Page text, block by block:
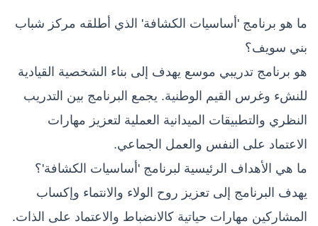
ما هو برنامج 'أساسيات الكشافة' الذي أطلقه مركز شباب
بني سويف؟
هو برنامج تدريبي موسع يهدف إلى بناء الشخصية القيادية
للنشء وغرس القيم الوطنية. يجمع البرنامج بين التدريب
النظري والتطبيقات الميدانية العملية لتعزيز مهارات
الاعتماد على النفس والعمل الجماعي.
ما هي الأهداف الرئيسية لبرنامج 'أساسيات الكشافة'؟
يهدف البرنامج إلى تعزيز روح الولاء والانتماء وإكساب
المشاركين مهارات حياتية كالانضباط والاعتماد على الذات.